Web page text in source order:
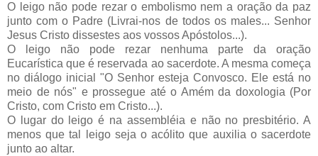
O leigo não pode rezar o embolismo nem a oração da paz
junto com o Padre (Livrai-nos de todos os males... Senhor
Jesus Cristo dissestes aos vossos Apóstolos...).
O leigo não pode rezar nenhuma parte da oração
Eucarística que é reservada ao sacerdote. A mesma começa
no diálogo inicial "O Senhor esteja Convosco. Ele está no
meio de nós" e prossegue até o Amém da doxologia (Por
Cristo, com Cristo em Cristo...).
O lugar do leigo é na assembléia e não no presbitério. A
menos que tal leigo seja o acólito que auxilia o sacerdote
junto ao altar.